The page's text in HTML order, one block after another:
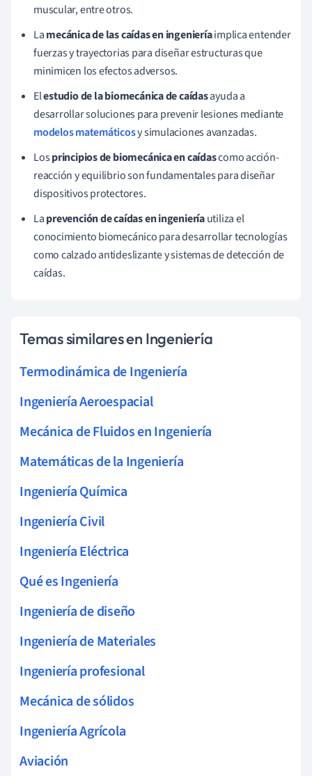
muscular, entre otros.
Lamecánica de las caídas en ingenieríaimplica entender
fuerzas y trayectorias para diseñar estructuras que
minimicen los efectos adversos.
Elestudio de la biomecánica de caídasayuda a
desarrollar soluciones para prevenir lesiones mediante
modelos matemáticosy simulaciones avanzadas.
Losprincipios de biomecánica en caídascomo acción-
reacción y equilibrio son fundamentales para diseñar
dispositivos protectores.
Laprevención de caídas en ingenieríautiliza el
conocimiento biomecánico para desarrollar tecnologías
como calzado antideslizante y sistemas de detección de
caídas.
Temas similares en Ingeniería
Termodinámica de Ingeniería
Ingeniería Aeroespacial
Mecánica de Fluidos en Ingeniería
Matemáticas de la Ingeniería
Ingeniería Química
Ingeniería Civil
Ingeniería Eléctrica
Qué es Ingeniería
Ingeniería de diseño
Ingeniería de Materiales
Ingeniería profesional
Mecánica de sólidos
Ingeniería Agrícola
Aviación